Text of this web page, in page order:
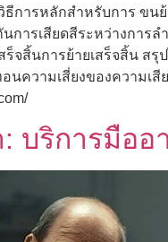
การหลักสำหรับการ ขน
การเสียดสีระหว่างการ
ร็จสิ้นการย้ายเสร็จสิ้น
ความเสี่ยงของความเสี
บริการมือ